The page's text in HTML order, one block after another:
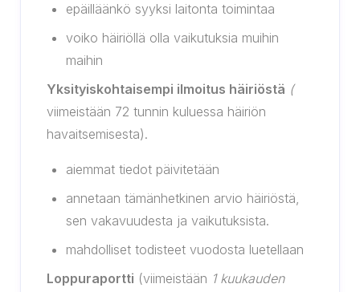
epäilläänkö syyksi laitonta toimintaa
voiko häiriöllä olla vaikutuksia muihin
maihin
Yksityiskohtaisempi ilmoitus häiriöstä (
viimeistään 72 tunnin kuluessa häiriön
havaitsemisesta).
aiemmat tiedot päivitetään
annetaan tämänhetkinen arvio häiriöstä,
sen vakavuudesta ja vaikutuksista.
mahdolliset todisteet vuodosta luetellaan
Loppuraportti (viimeistään 1 kuukauden